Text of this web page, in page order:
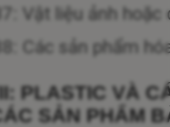
Vật liệu ảnh hoặc
Các sản phẩm
PLASTIC VÀ
SẢN PHẨM